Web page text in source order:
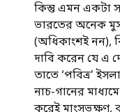
কিন্তু এমন একটা
ভারতের অনেক
(অধিকাংশই নন),
দাবি করেন যে এ
তাতে ‘পবিত্র’
নাচ-গানের
করেই মাংসভক্ষণ,